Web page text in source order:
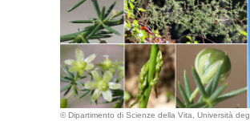
© Dipartimento di Scienze della Vita, Università